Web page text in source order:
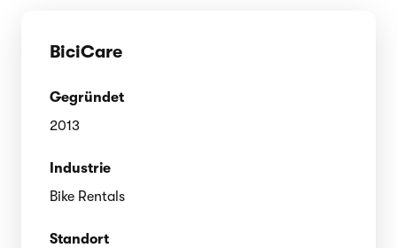
BiciCare
Gegründet
2013
Industrie
Bike Rentals
Standort